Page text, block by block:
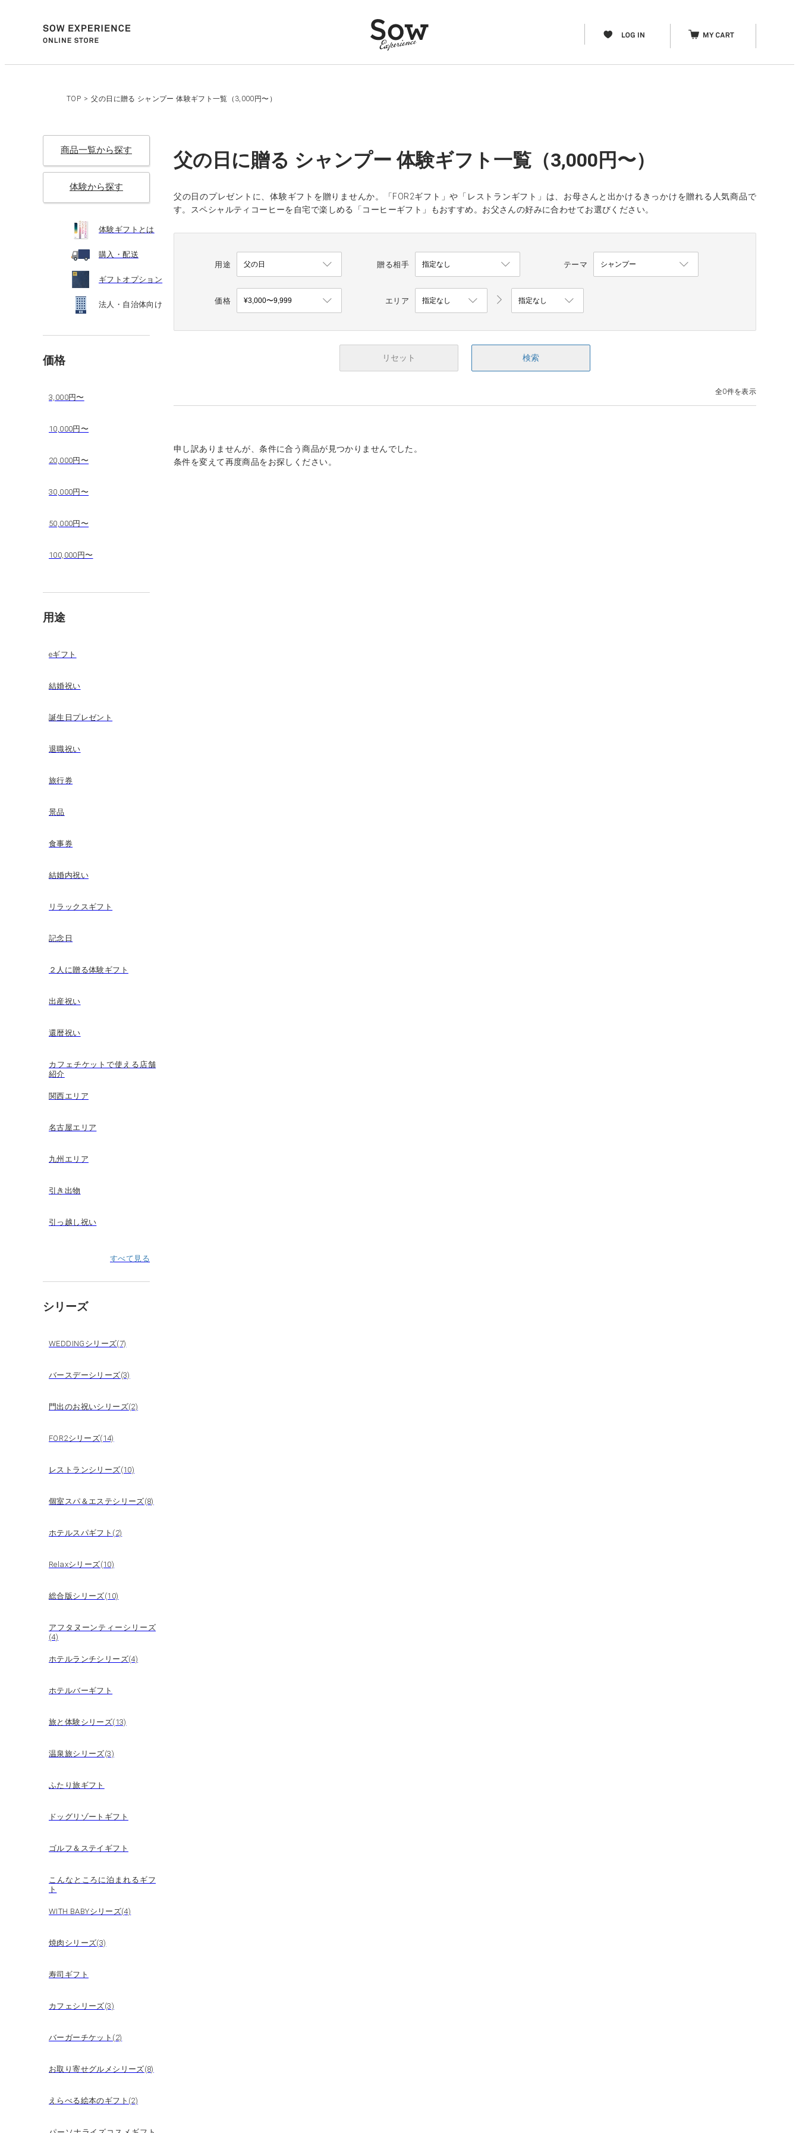
TOP > 父の日に贈る シャンプー 体験ギフト一覧（3,000円〜）
商品一覧から探す
体験から探す
体験ギフトとは
購入・配送
ギフトオプション
法人・自治体向け
価格
3,000円〜
10,000円〜
20,000円〜
30,000円〜
50,000円〜
100,000円〜
用途
eギフト
結婚祝い
誕生日プレゼント
退職祝い
旅行券
景品
食事券
結婚内祝い
リラックスギフト
記念日
２人に贈る体験ギフト
出産祝い
還暦祝い
カフェチケットで使える店舗
紹介
関西エリア
名古屋エリア
九州エリア
引き出物
引っ越し祝い
すべて見る
シリーズ
WEDDINGシリーズ(7)
バースデーシリーズ(3)
門出のお祝いシリーズ(2)
FOR2シリーズ(14)
レストランシリーズ(10)
個室スパ＆エステシリーズ(8)
ホテルスパギフト(2)
Relaxシリーズ(10)
総合版シリーズ(10)
アフタヌーンティーシリーズ
(4)
ホテルランチシリーズ(4)
ホテルバーギフト
旅と体験シリーズ(13)
温泉旅シリーズ(3)
ふたり旅ギフト
ドッグリゾートギフト
ゴルフ＆ステイギフト
こんなところに泊まれるギフ
ト
WITH BABYシリーズ(4)
焼肉シリーズ(3)
寿司ギフト
カフェシリーズ(3)
バーガーチケット(2)
お取り寄せグルメシリーズ(8)
えらべる絵本のギフト(2)
父の日に贈る シャンプー 体験ギフト一覧（3,000円〜）
父の日のプレゼントに、体験ギフトを贈りませんか。「FOR2ギフト」や「レストランギフト」は、お母さんと出かけるきっかけを贈れる人気商品で
す。スペシャルティコーヒーを自宅で楽しめる「コーヒーギフト」もおすすめ。お父さんの好みに合わせてお選びください。
用途 贈る相手 テーマ
価格 エリア
リセット 検索
全0件を表示
申し訳ありませんが、条件に合う商品が見つかりませんでした。
条件を変えて再度商品をお探しください。